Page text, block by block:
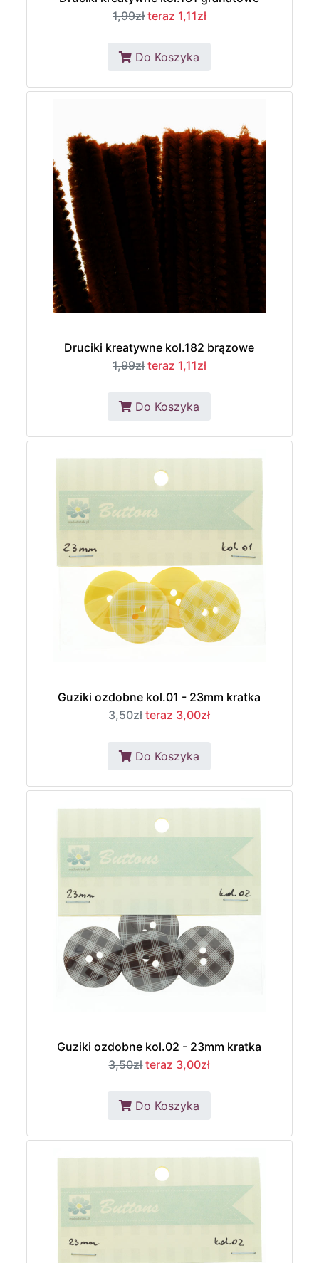
1,99zł teraz 1,11zł
Do Koszyka
Druciki kreatywne kol.182 brązowe
1,99zł teraz 1,11zł
Do Koszyka
Guziki ozdobne kol.01 - 23mm kratka
3,50zł teraz 3,00zł
Do Koszyka
Guziki ozdobne kol.02 - 23mm kratka
3,50zł teraz 3,00zł
Do Koszyka